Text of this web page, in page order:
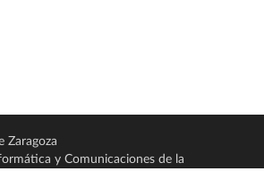
Zaragoza
y Comunicaciones de la